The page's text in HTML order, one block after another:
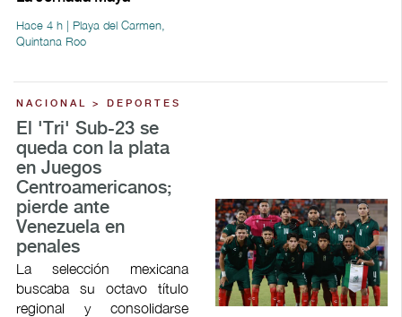
Hace 4 h | Playa del Carmen,
Quintana Roo
NACIONAL > DEPORTES
El 'Tri' Sub-23 se
queda con la plata
en Juegos
Centroamericanos;
pierde ante
Venezuela en
penales
La selección mexicana
buscaba su octavo título
regional y consolidarse